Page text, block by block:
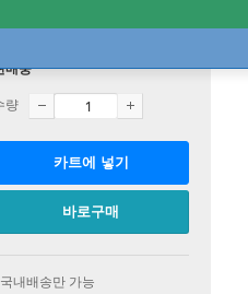
매중
량
카트에 넣기
바로구매
국내배송만 가능